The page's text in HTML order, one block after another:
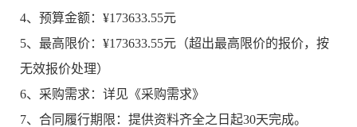
4、预算金额：¥173633.55元
5、最高限价：¥173633.55元（超出最高限价的报价，按
无效报价处理）
6、采购需求：详见《采购需求》
7、合同履行期限：提供资料齐全之日起30天完成。